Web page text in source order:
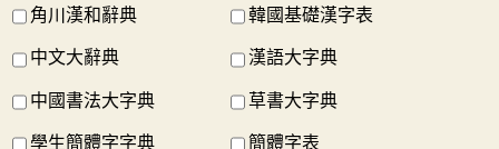
角川漢和辭典 韓國基礎漢字表
中文大辭典 漢語大字典
中國書法大字典 草書大字典
學生簡體字字典 簡體字表